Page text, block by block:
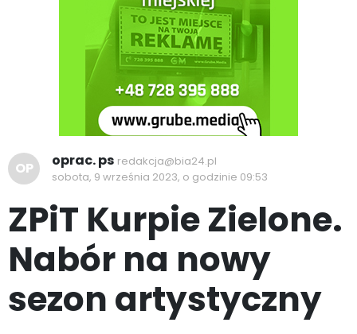
OP oprac. ps redakcja@bia24.pl
sobota, 9 września 2023, o godzinie 09:53
ZPiT Kurpie Zielone.
Nabór na nowy
sezon artystyczny